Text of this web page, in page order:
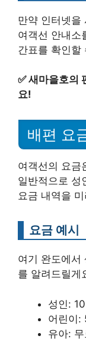
만약 인터넷을
여객선 안내소
간표를 확인할
✅새마을호의
요!
배편 요
여객선의 요금
일반적으로 성
요금 내역을
요금 예시
여기 완도에서
를 알려드릴게
성인:
어린이:
유아: 무